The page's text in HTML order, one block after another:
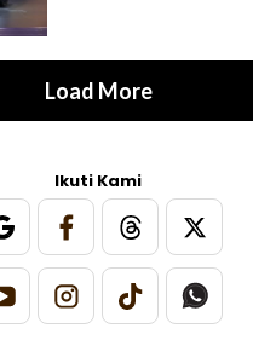
Load More
Ikuti Kami